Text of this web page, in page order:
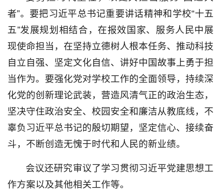
者”。要把习近平总书记重要讲话精神和学校“十五
五”发展规划相结合，在报效国家、服务人民中展
现使命担当，在坚持立德树人根本任务、推动科技
自立自强、坚定文化自信、讲好中国故事上勇于担
当作为。要强化党对学校工作的全面领导，持续深
化党的创新理论武装，营造风清气正的政治生态，
坚决守住政治安全、校园安全和廉洁从教底线，不
辜负习近平总书记的殷切期望，坚定信心、接续奋
斗，不断创造无愧于时代和人民的新业绩。
会议还研究审议了学习贯彻习近平党建思想工
作方案以及其他相关工作等。